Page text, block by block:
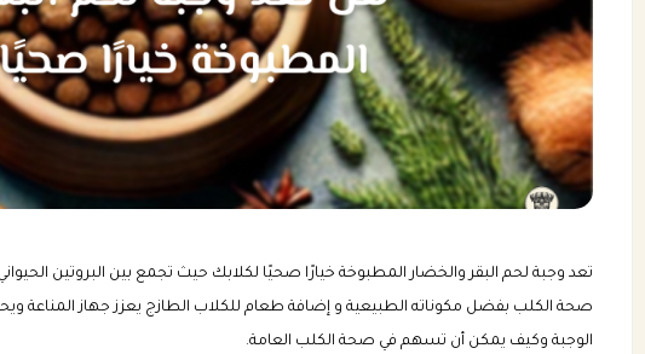
تعد وجبة لحم البقر والخضار المطبوخة خيارًا صحيًا لكلابك حيث تجمع بين البروتين الحيواني
صحة الكلب بفضل مكوناته الطبيعية و إضافة طعام للكلاب الطازج يعزز جهاز
الوجبة وكيف يمكن أن تسهم في صحة الكلب العامة.